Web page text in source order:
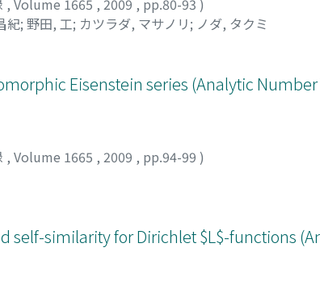
, Volume 1665 , 2009 , pp.80-93 )
紀; 野田, 工; カツラダ, マサノリ; ノダ, タクミ
Eisenstein series (Analytic
, Volume 1665 , 2009 , pp.94-99 )
self-similarity for Dirichlet $L$-functions